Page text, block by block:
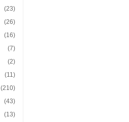
(23)
(26)
(16)
(7)
(2)
(11)
(210)
(43)
(13)